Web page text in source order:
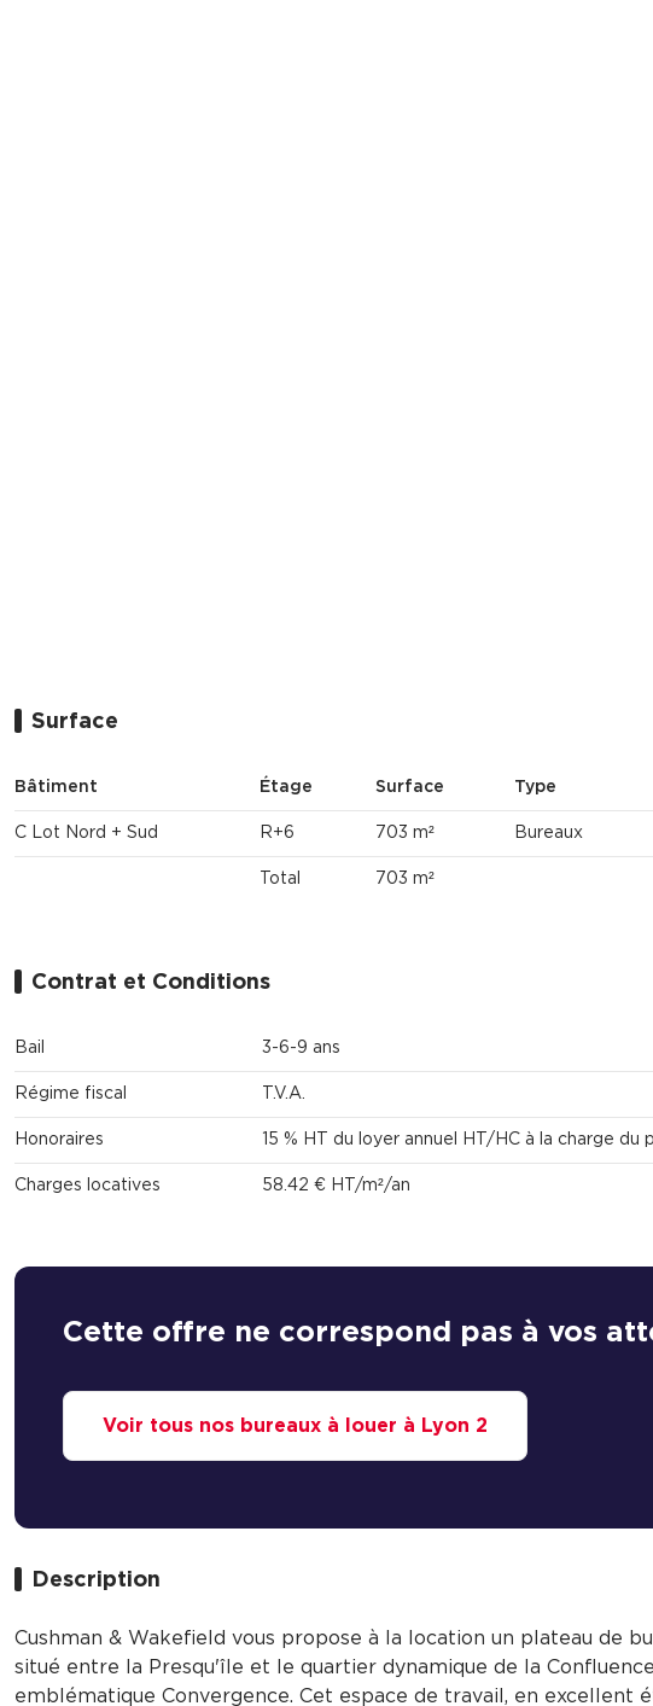
Surface
Bâtiment Étage Surface Type
C Lot Nord + Sud R+6 703 m² Bureaux
Total 703 m²
Contrat et Conditions
Bail 3-6-9 ans
Régime fiscal T.V.A.
Honoraires 15 % HT du loyer annuel HT/HC à la charge du
Charges locatives 58.42 € HT/m²/an
Cette offre ne correspond pas à vos
Voir tous nos bureaux à louer à Lyon 2
Description
Cushman & Wakefield vous propose à la location un plateau de
situé entre la Presqu'île et le quartier dynamique de la
emblématique Convergence. Cet espace de travail, en excellent